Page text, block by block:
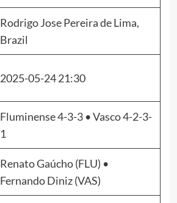
Rodrigo Jose Pereira de Lima,
Brazil
2025-05-24 21:30
Fluminense 4-3-3 • Vasco 4-2-3-
1
Renato Gaúcho (FLU) •
Fernando Diniz (VAS)